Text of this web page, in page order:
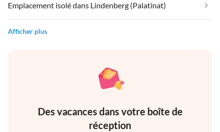
Emplacement isolé dans Lindenberg (Palatinat)
Afficher plus
Des vacances dans votre boîte de
réception